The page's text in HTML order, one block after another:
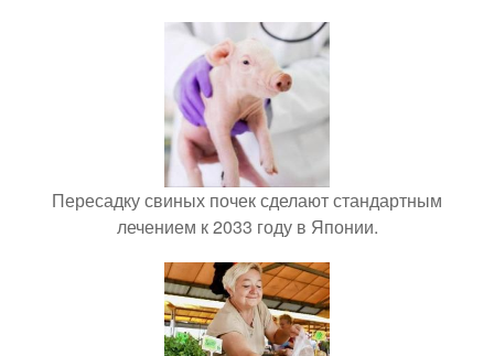
Пересадку свиных почек сделают стандартным
лечением к 2033 году в Японии.